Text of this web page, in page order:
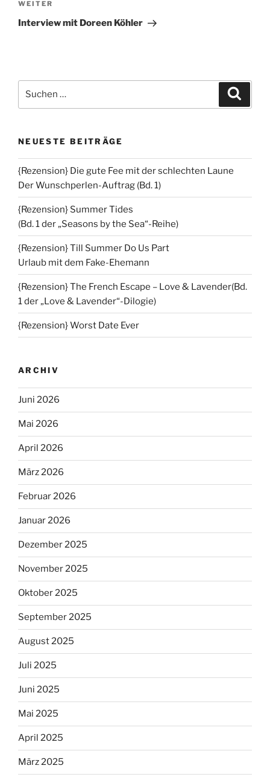
Nächster
Beitrag
WEITER
Interview mit Doreen Köhler
nach:
NEUESTE BEITRÄGE
{Rezension} Die gute Fee mit der schlechten Laune
Der Wunschperlen-Auftrag (Bd. 1)
{Rezension} Summer Tides
(Bd. 1 der „Seasons by the Sea“-Reihe)
{Rezension} Till Summer Do Us Part
Urlaub mit dem Fake-Ehemann
{Rezension} The French Escape – Love & Lavender(Bd.
1 der „Love & Lavender“-Dilogie)
{Rezension} Worst Date Ever
ARCHIV
Juni 2026
Mai 2026
April 2026
März 2026
Februar 2026
Januar 2026
Dezember 2025
November 2025
Oktober 2025
September 2025
August 2025
Juli 2025
Juni 2025
Mai 2025
April 2025
März 2025